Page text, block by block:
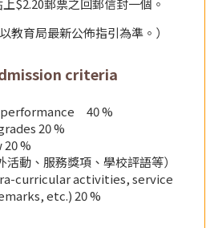
$2.20郵票之回郵信封一個。
教育局最新公佈指引為準。）
criteria
40 %
20 %
%
動、服務獎項、學校評語等）
curricular activities, service
etc.) 20 %